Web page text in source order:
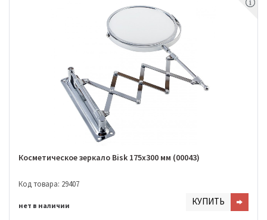
Косметическое зеркало Bisk 175х300 мм (00043)
Код товара: 29407
нет в наличии КУПИТЬ